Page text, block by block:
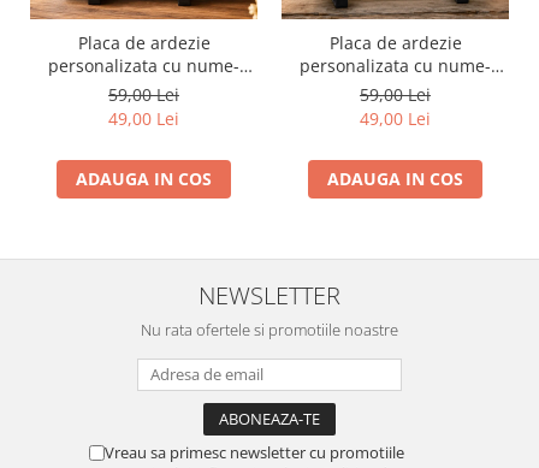
Placa de ardezie
personalizata cu nume-
Maria
59,00 Lei
49,00 Lei
ADAUGA IN COS
Placa de ardezie
personalizata cu nume-
Mihaela
59,00 Lei
49,00 Lei
ADAUGA IN COS
NEWSLETTER
Nu rata ofertele si promotiile noastre
Vreau sa primesc newsletter cu promotiile